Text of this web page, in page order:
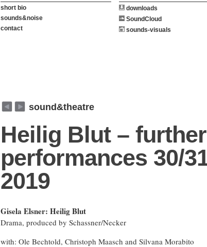
short bio
sounds&noise
contact
downloads
SoundCloud
sounds-visuals
weiterzurück
sound&theatre
Heilig Blut – further
performances 30/
2019
Gisela Elsner: Heilig Blut
Drama, produced by Schassner/Necker
with: Ole Bechtold, Christoph Maasch and Silvana Morabito